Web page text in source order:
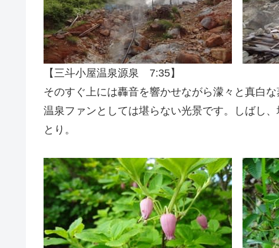
【三斗小屋温泉源泉 7:35】
そのすぐ上には轟音を響かせながら濛々と真白
温泉ファンとしては堪らない光景です。しばし
とり。